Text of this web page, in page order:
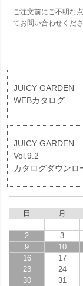
ご注文前にご不明な
てお問い合わせくださ
JUICY GARDEN
WEBカタログ
JUICY GARDEN
Vol.9.2
カタログダウンロ
日
月
2
3
9
10
16
17
23
24
30
31